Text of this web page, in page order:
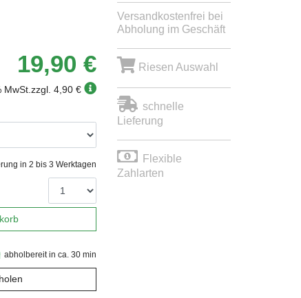
19,90 €
MwSt. zzgl. 4,90 €
abholbereit in ca. 30 min
in 2 bis 3 Werktagen
Versandkostenfrei bei
Abholung im Geschäft
Riesen Auswahl
schnelle
Lieferung
Flexible
Zahlarten